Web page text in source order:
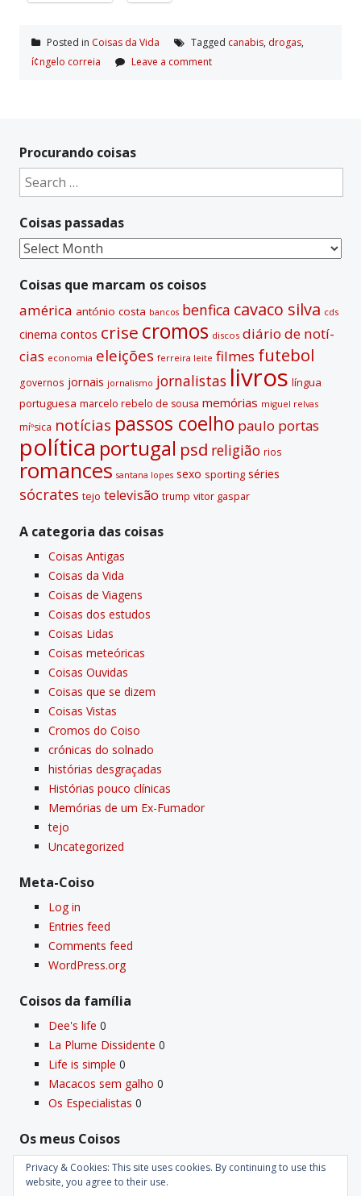
Posted in Coisas da Vida Tagged canabis, drogas,
í¢ngelo correia
Leave a comment
Procurando coisas
Search
for:
Coisas passadas
Coisas
Coisas que marcam os coisos
américa antónio costa bancos benfica cavaco silva cds
cinema contos crise cromos discos diário de notí­
cias economia eleições ferreira leite filmes futebol
governos jornais jornalismo jornalistas livros lí­ngua
portuguesa marcelo rebelo de sousa memórias miguel relvas
míºsica notí­cias passos coelho paulo portas
polí­tica portugal psd religião rios
romances santana lopes sexo sporting séries
sócrates tejo televisão trump vitor gaspar
A categoria das coisas
Coisas Antigas
Coisas da Vida
Coisas de Viagens
Coisas dos estudos
Coisas Lidas
Coisas meteóricas
Coisas Ouvidas
Coisas que se dizem
Coisas Vistas
Cromos do Coiso
crónicas do solnado
histórias desgraçadas
Histórias pouco clí­nicas
Memórias de um Ex-Fumador
tejo
Uncategorized
Meta-Coiso
Log in
Entries feed
Comments feed
WordPress.org
Coisos da famí­lia
Dee's life 0
La Plume Dissidente 0
Life is simple 0
Macacos sem galho 0
Os Especialistas 0
Os meus Coisos
Deus0
Velho Coiso0
Privacy & Cookies: This site uses cookies. By continuing to use this
website, you agree to their use.